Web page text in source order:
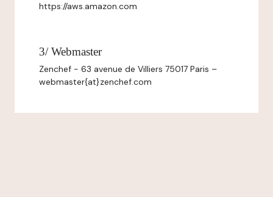
https://aws.amazon.com
3/ Webmaster
Zenchef - 63 avenue de Villiers 75017 Paris –
webmaster{at}zenchef.com